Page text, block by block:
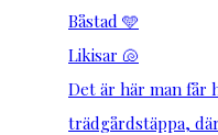
Båstad 🩵
Likisar 🐚
Det är här man får
trädgårdstäppa,